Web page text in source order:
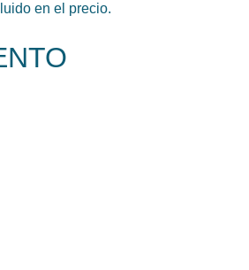
en el precio.